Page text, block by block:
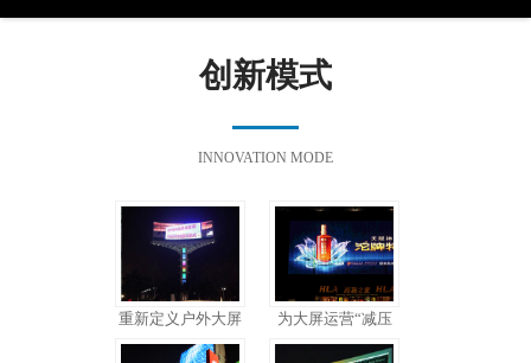
创新模式
INNOVATION MODE
重新定义户外大屏 为大屏运营“减压